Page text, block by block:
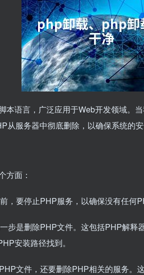
本语言，广泛应用于Web开发领域。
服务器中彻底删除，以确保系统的安
方面：
，要停止PHP服务，以确保没有任何
步是删除PHP文件。这包括PHP解释
安装路径找到。
文件，还要删除PHP相关的服务。